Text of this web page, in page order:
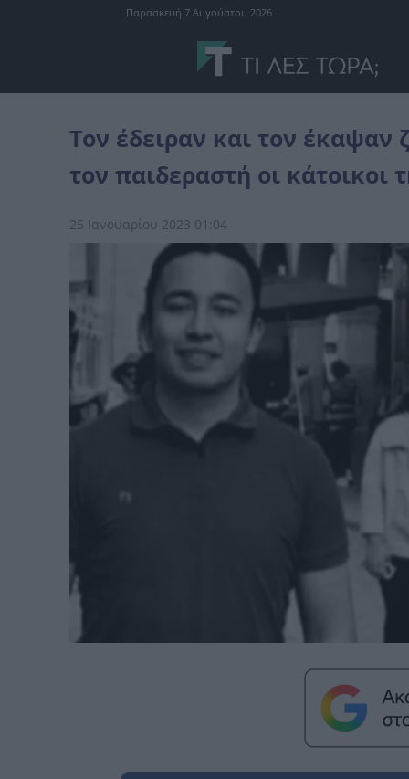
Παρασκευή 7 Αυγούστου 2026
Τον έδειραν και τον
τον παιδεραστή οι κάτοικοι
25 Ιανουαρίου 2023 01:04